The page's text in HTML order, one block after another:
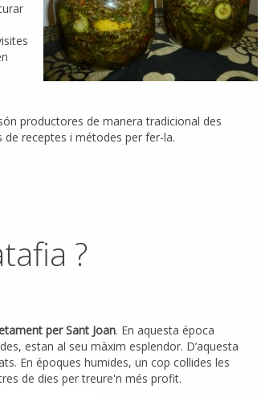
productores de manera tradicional des
de receptes i métodes per fer-la.
?
per Sant Joan. En aquesta época
estan al seu màxim esplendor. D’aquesta
En époques humides, un cop collides les
de dies per treure'n més profit.